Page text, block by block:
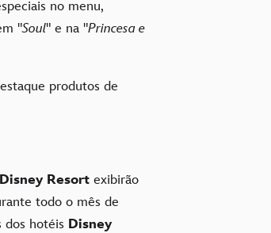
no menu,
"Soul" e na "Princesa e
produtos de
Disney Resort exibirão
todo o mês de
dos hotéis Disney